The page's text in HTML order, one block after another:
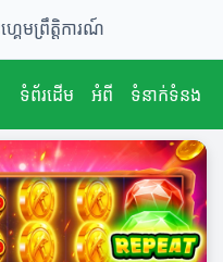
គេមព្រឹត្តិការណ៍
ទំព័រដើម អំពី ទំនាក់ទំនង